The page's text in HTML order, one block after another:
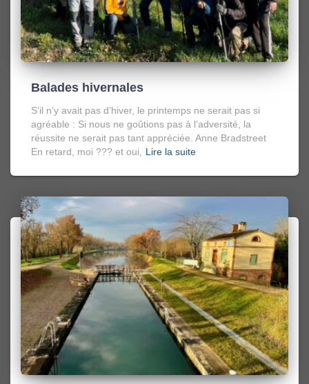
Balades hivernales
S’il n’y avait pas d’hiver, le printemps ne serait pas si
agréable : Si nous ne goûtions pas à l’adversité, la
réussite ne serait pas tant appréciée. Anne Bradstreet
En retard, moi ??? et oui,
Lire la suite